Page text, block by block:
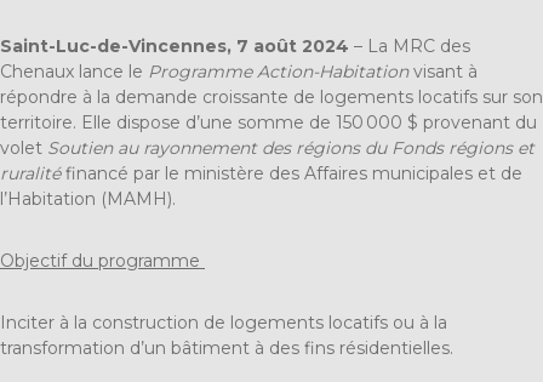
Saint-Luc-de-Vincennes, 7 août 2024 – La MRC des
Chenaux lance le Programme Action-Habitationvisant à
répondre à la demande croissante de logements locatifs sur son
territoire. Elle dispose d’une somme de 150 000 $ provenant du
volet Soutien au rayonnement des régions du Fonds régions et
ruralitéfinancé par le ministère des Affaires municipales et de
l’Habitation (MAMH).
Objectif du programme
Inciter à la construction de logements locatifs ou à la
transformation d’un bâtiment à des fins résidentielles.